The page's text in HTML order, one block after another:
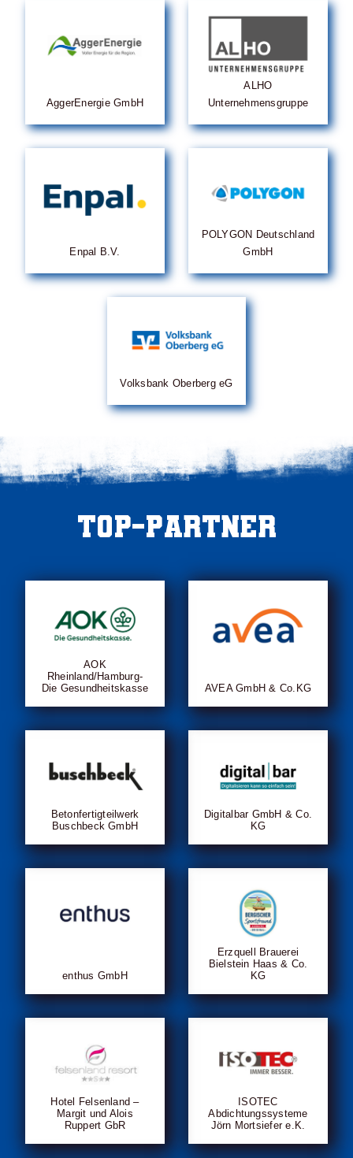
AggerEnergie GmbH
ALHO
Unternehmensgruppe
Enpal B.V.
POLYGON Deutschland
GmbH
Volksbank Oberberg eG
Top-Partner
AOK
Rheinland/Hamburg-
Die Gesundheitskasse
AVEA GmbH & Co.KG
Betonfertigteilwerk
Buschbeck GmbH
Digitalbar GmbH & Co.
KG
enthus GmbH
Erzquell Brauerei
Bielstein Haas & Co.
KG
Hotel Felsenland –
Margit und Alois
Ruppert GbR
ISOTEC
Abdichtungssysteme
Jörn Mortsiefer e.K.